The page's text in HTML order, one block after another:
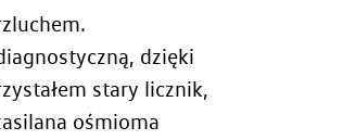
dzięki
stary licznik,
ośmioma